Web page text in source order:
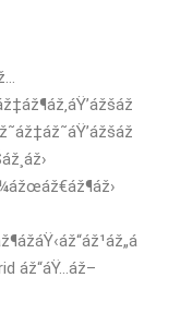
áž“áŸ…áž–